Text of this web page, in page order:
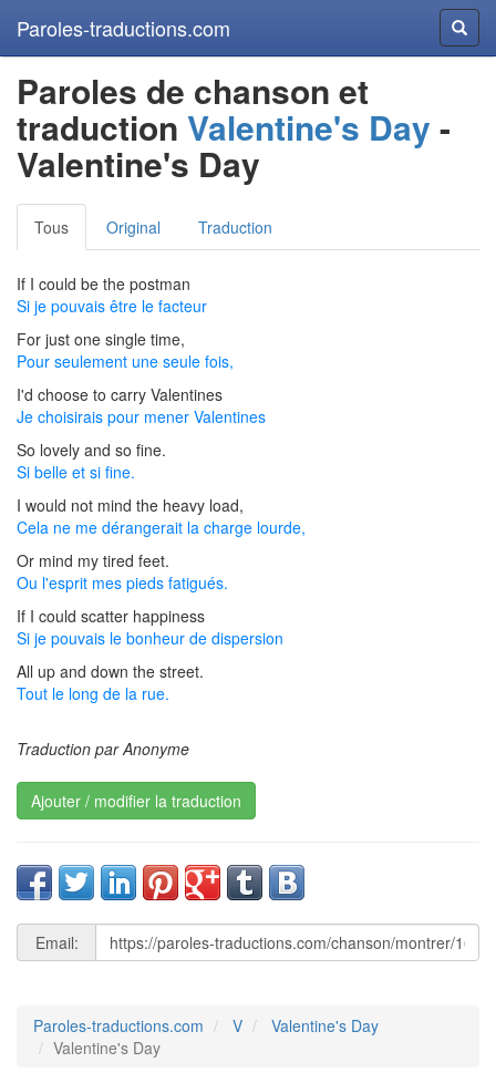
Paroles-traductions.com
Paroles de chanson et
traduction Valentine's Day -
Valentine's Day
Tous Original Traduction
If I could be the postman
Si je pouvais être le facteur
For just one single time,
Pour seulement une seule fois,
I'd choose to carry Valentines
Je choisirais pour mener Valentines
So lovely and so fine.
Si belle et si fine.
I would not mind the heavy load,
Cela ne me dérangerait la charge lourde,
Or mind my tired feet.
Ou l'esprit mes pieds fatigués.
If I could scatter happiness
Si je pouvais le bonheur de dispersion
All up and down the street.
Tout le long de la rue.
Traduction par Anonyme
Ajouter / modifier la traduction
Email:
Paroles-traductions.com V
Valentine's Day
Valentine's Day